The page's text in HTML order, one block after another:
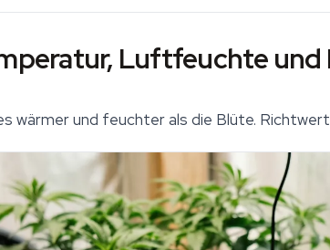
Luftfeuchte
wärmer und feuchter als die Blüte.